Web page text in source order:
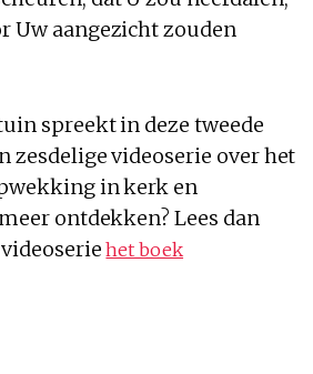
Uw aangezicht zouden
spreekt in deze tweede
zesdelige videoserie over het
in kerk en
ontdekken? Lees dan
het boek